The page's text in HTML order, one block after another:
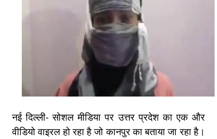
नई दिल्ली- सोशल मीडिया पर उत्तर प्रदेश का एक और
वीडियो वाइरल हो रहा है जो कानपुर का बताया जा रहा है।